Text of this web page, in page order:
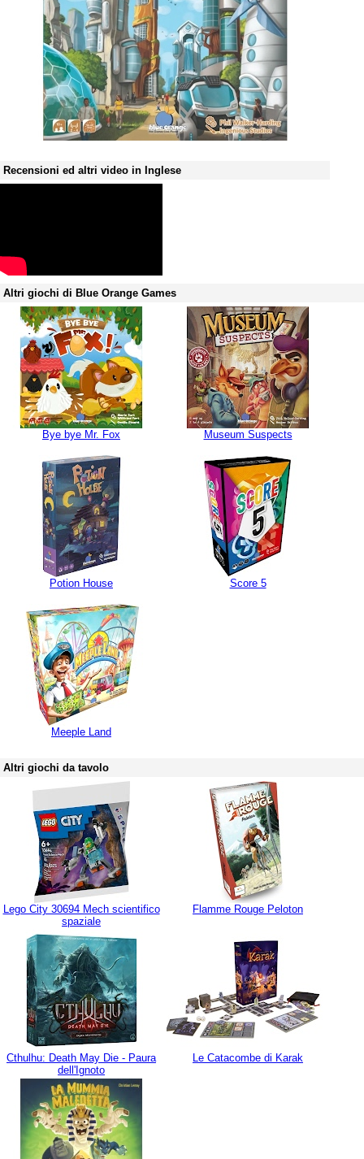
Recensioni ed altri video in Inglese
Altri giochi di Blue Orange Games
Bye bye Mr. Fox Museum Suspects
Potion House Score 5
Meeple Land
Altri giochi da tavolo
Lego City 30694 Mech scientifico
spaziale
Flamme Rouge Peloton
Cthulhu: Death May Die - Paura
dell'Ignoto
Le Catacombe di Karak